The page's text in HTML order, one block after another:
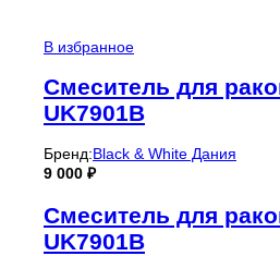
В избранное
Смеситель для
UK7901B
Бренд:Black & White Дания
9 000 ₽
Смеситель для
UK7901B